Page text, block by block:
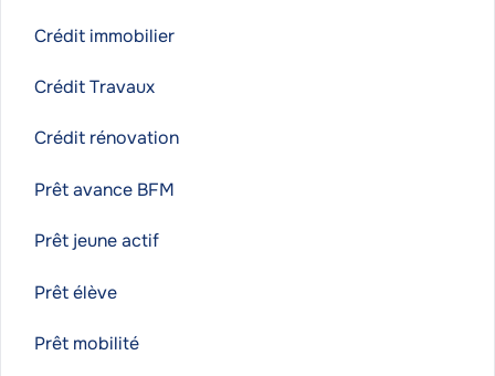
Crédit immobilier
Crédit Travaux
Crédit rénovation
Prêt avance BFM
Prêt jeune actif
Prêt élève
Prêt mobilité